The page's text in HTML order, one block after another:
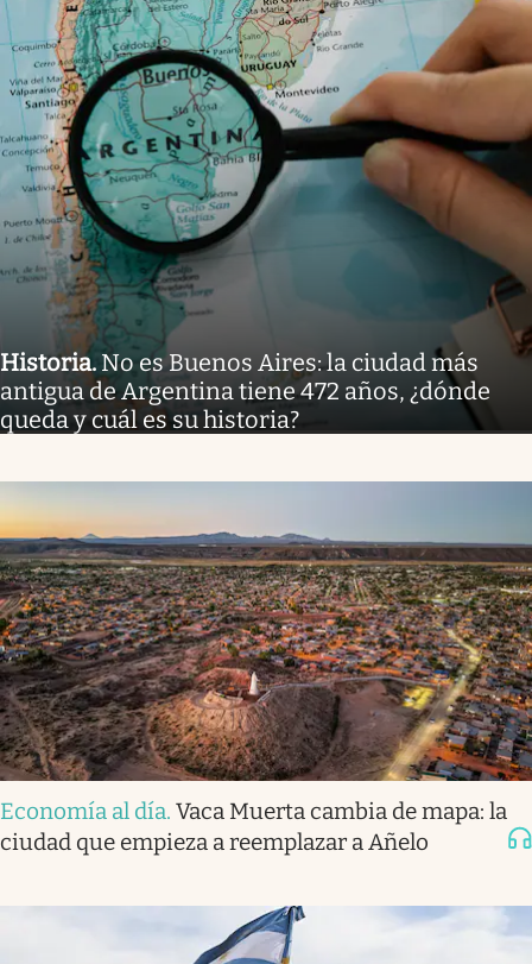
Historia. No es Buenos Aires: la ciudad más
antigua de Argentina tiene 472 años, ¿dónde
queda y cuál es su historia?
Economía al día. Vaca Muerta cambia de mapa: la
ciudad que empieza a reemplazar a Añelo